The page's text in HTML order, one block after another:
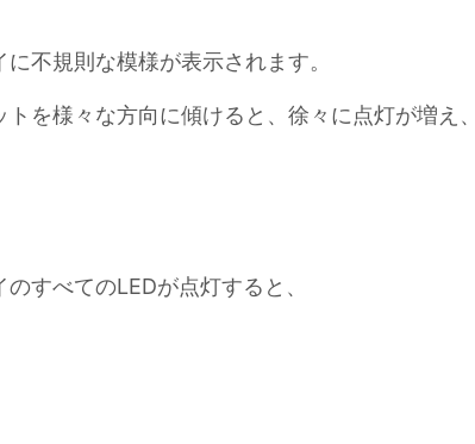
不規則な模様が表示されます。
トを様々な方向に傾けると、徐々に点灯が増え、
すべてのLEDが点灯すると、